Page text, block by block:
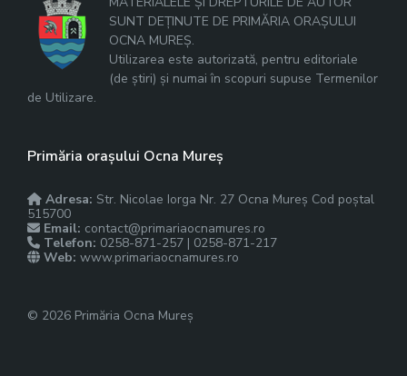
SUNT DEȚINUTE DE PRIMĂRIA ORAȘULUI
OCNA MUREȘ.
Utilizarea este autorizată, pentru editoriale
(de știri) și numai în scopuri supuse Termenilor
de Utilizare.
Primăria orașului Ocna Mureș
Adresa: Str. Nicolae Iorga Nr. 27 Ocna Mureș Cod poștal
515700
Email: contact@primariaocnamures.ro
Telefon: 0258-871-257 | 0258-871-217
Web: www.primariaocnamures.ro
© 2026 Primăria Ocna Mureș